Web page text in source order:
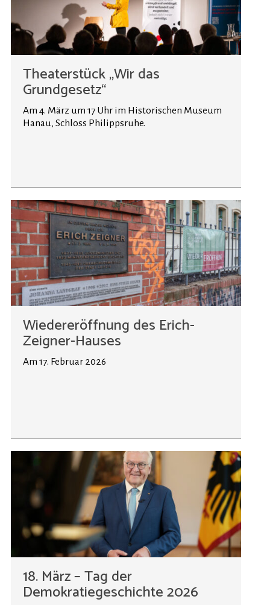
Theaterstück „Wir das
Grundgesetz“
Am 4. März um 17 Uhr im Historischen Museum
Hanau, Schloss Philippsruhe.
Wiedereröffnung des Erich-
Zeigner-Hauses
Am 17. Februar 2026
18. März – Tag der
Demokratiegeschichte 2026